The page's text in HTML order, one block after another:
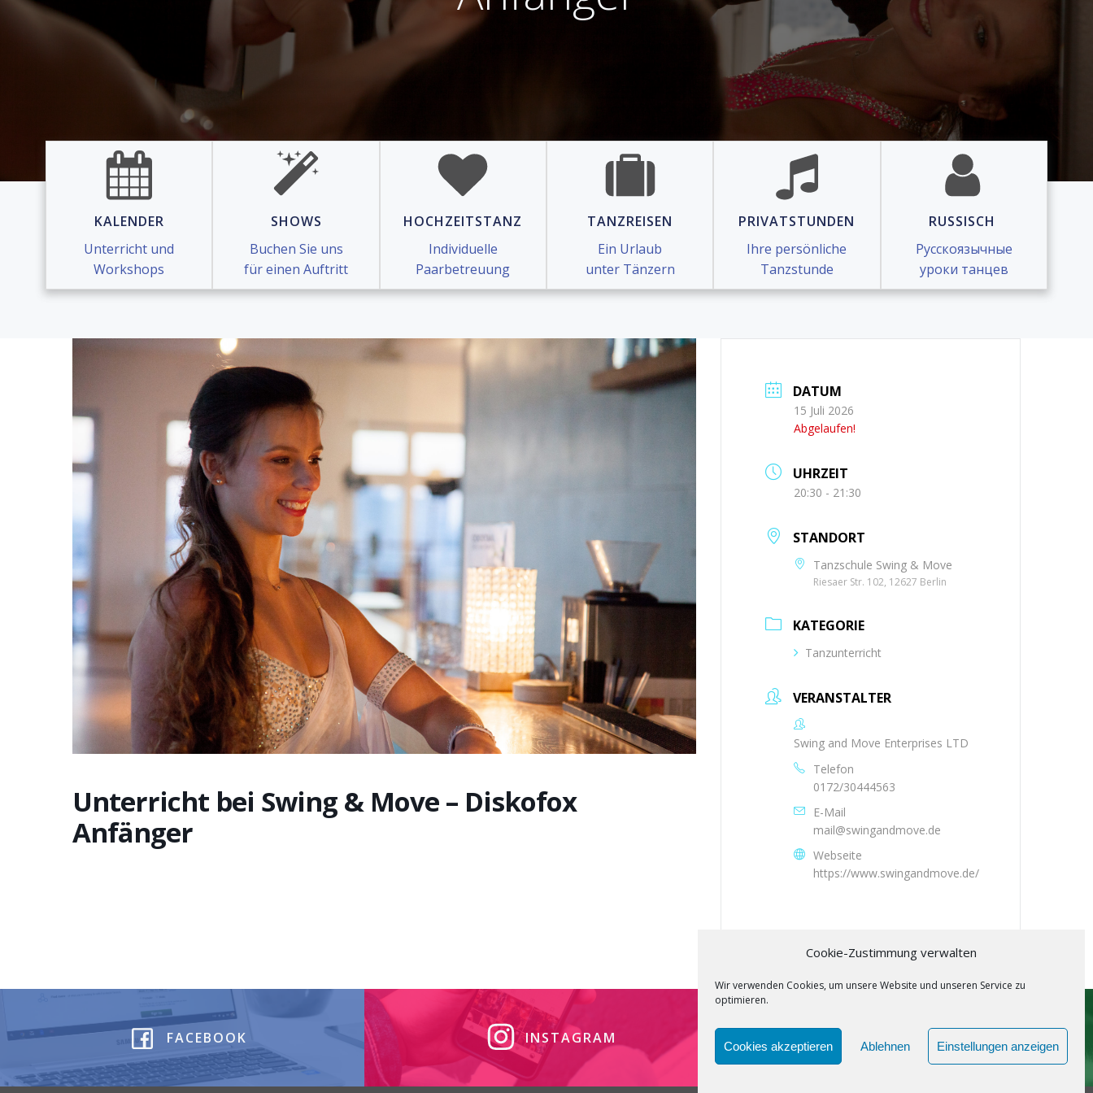
Cookie-Zustimmung verwalten
Wir verwenden Cookies, um unsere Website und unseren Service zu
optimieren.
Cookies akzeptieren Ablehnen Einstellungen anzeigen
KALENDER
Unterricht und
Workshops
SHOWS
Buchen Sie uns
für einen Auftritt
HOCHZEITSTANZ
Individuelle
Paarbetreuung
TANZREISEN
Ein Urlaub
unter Tänzern
PRIVATSTUNDEN
Ihre persönliche
Tanzstunde
RUSSISCH
Русскоязычные
уроки танцев
Unterricht bei Swing & Move – Diskofox
Anfänger
DATUM
15 Juli 2026
Abgelaufen!
UHRZEIT
20:30 - 21:30
STANDORT
Tanzschule Swing & Move
Riesaer Str. 102, 12627 Berlin
KATEGORIE
Tanzunterricht
VERANSTALTER
Swing and Move Enterprises LTD
Telefon
0172/30444563
E-Mail
mail@swingandmove.de
Webseite
https://www.swingandmove.de/
FACEBOOK INSTAGRAM SPOTIFY